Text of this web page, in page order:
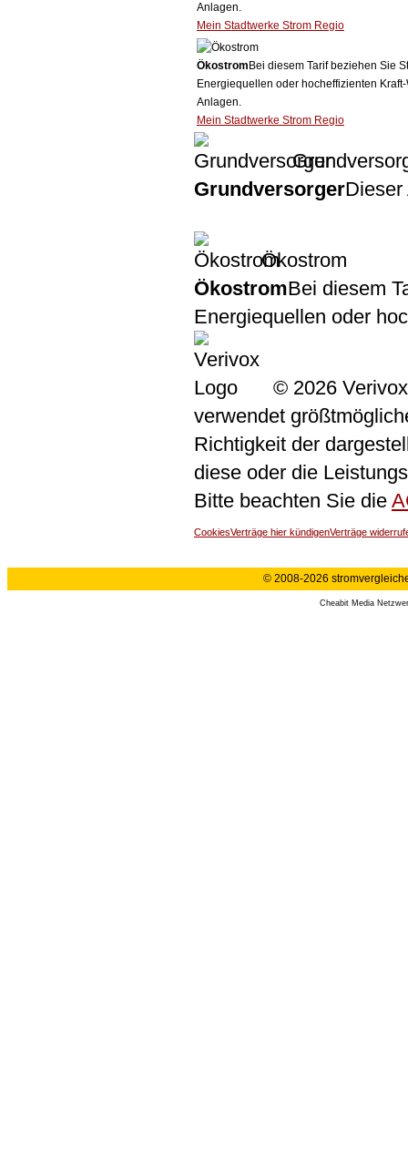
Anlagen.
Mein Stadtwerke Strom Regio
Ökostrom Bei diesem Tarif beziehen Sie
Energiequellen oder hocheffizienten
Anlagen.
Mein Stadtwerke Strom Regio
GrundversorgerDieser
Ökostrom
ÖkostromBei diesem
Energiequellen oder
© 2026
verwendet
Richtigkeit der
diese oder die
Bitte beachten Sie die
CookiesVerträge hier kündigenVerträge
© 2008-2026
Cheabit Media